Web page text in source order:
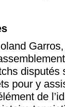
disputés
pour y
de